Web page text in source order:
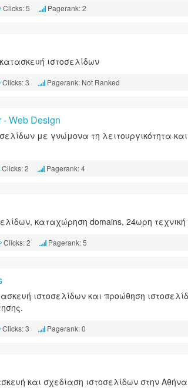
Clicks: 5 Pagerank: 2
ιστοσελίδων
Clicks: 3 Pagerank: Not Ranked
- Web Design
με γνώμονα τη λειτουργικότητα
Clicks: 2 Pagerank: 4
καταχώρηση domains, 24ωρη τεχνική
Clicks: 2 Pagerank: 5
ιστοσελίδων και προώθηση
Clicks: 3 Pagerank: 0
και σχεδίαση ιστοσελίδων στην